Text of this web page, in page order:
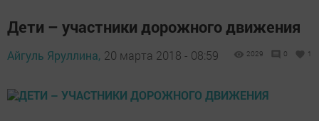
Дети – участники дорожного движения
Айгуль Яруллина, 20 марта 2018 - 08:59 2029 0 1